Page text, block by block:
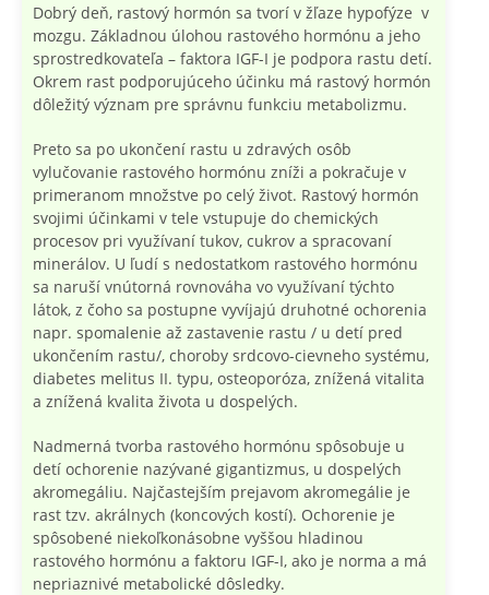
Dobrý deň, rastový hormón sa tvorí v žľaze hypofýze v
mozgu. Základnou úlohou rastového hormónu a jeho
sprostredkovateľa – faktora IGF-I je podpora rastu detí.
Okrem rast podporujúceho účinku má rastový hormón
dôležitý význam pre správnu funkciu metabolizmu.
Preto sa po ukončení rastu u zdravých osôb
vylučovanie rastového hormónu zníži a pokračuje v
primeranom množstve po celý život. Rastový hormón
svojimi účinkami v tele vstupuje do chemických
procesov pri využívaní tukov, cukrov a spracovaní
minerálov. U ľudí s nedostatkom rastového hormónu
sa naruší vnútorná rovnováha vo využívaní týchto
látok, z čoho sa postupne vyvíjajú druhotné ochorenia
napr. spomalenie až zastavenie rastu / u detí pred
ukončením rastu/, choroby srdcovo-cievneho systému,
diabetes melitus II. typu, osteoporóza, znížená vitalita
a znížená kvalita života u dospelých.
Nadmerná tvorba rastového hormónu spôsobuje u
detí ochorenie nazývané gigantizmus, u dospelých
akromegáliu. Najčastejším prejavom akromegálie je
rast tzv. akrálnych (koncových kostí). Ochorenie je
spôsobené niekoľkonásobne vyššou hladinou
rastového hormónu a faktoru IGF-I, ako je norma a má
nepriaznivé metabolické dôsledky.